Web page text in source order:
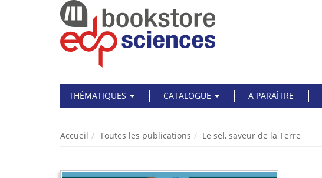
THÉMATIQUES
CATALOGUE A PARAÎTRE
Accueil Toutes les publications Le sel, saveur de la Terre